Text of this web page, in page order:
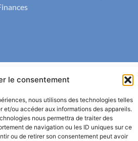
le consentement
nous utilisons des technologies telles
et/ou accéder aux informations des appareils.
nous permettra de traiter des
de navigation ou les ID uniques sur ce
ou de retirer son consentement peut avoir
MARCHANT
Adjoint au Maire
à la Dépendance, la Santé et à
Communication Numérique